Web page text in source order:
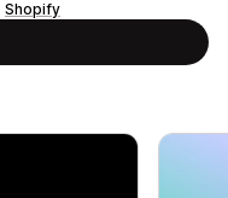
Shopify